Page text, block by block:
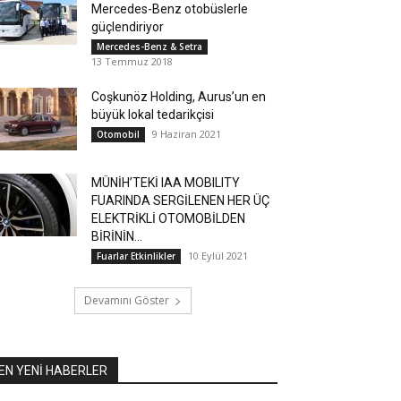
Mercedes-Benz otobüslerle
güçlendiriyor
Mercedes-Benz & Setra
13 Temmuz 2018
Coşkunöz Holding, Aurus’un en
büyük lokal tedarikçisi
Otomobil 9 Haziran 2021
MÜNİH’TEKİ IAA MOBILITY
FUARINDA SERGİLENEN HER ÜÇ
ELEKTRİKLİ OTOMOBİLDEN
BİRİNİN...
Fuarlar Etkinlikler 10 Eylül 2021
Devamını Göster
YENİ HABERLER